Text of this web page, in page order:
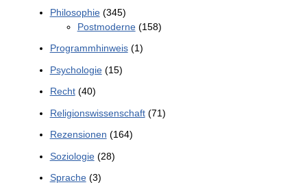
Philosophie(345)
Postmoderne(158)
Programmhinweis(1)
Psychologie(15)
Recht(40)
Religionswissenschaft(71)
Rezensionen (164)
Soziologie(28)
Sprache(3)